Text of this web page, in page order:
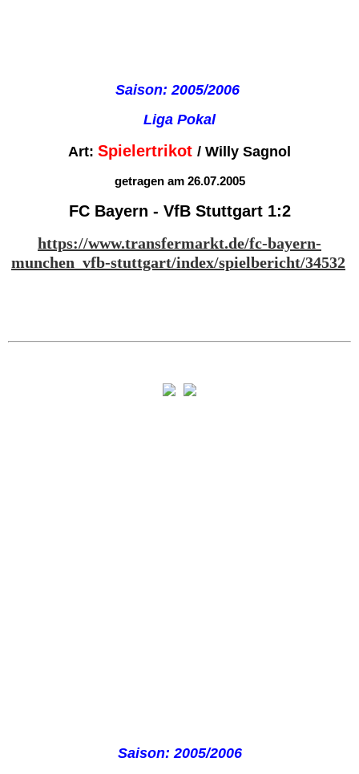
Saison: 2005/2006
Liga Pokal
Art: Spielertrikot / Willy Sagnol
getragen am 26.07.2005
FC Bayern - VfB Stuttgart 1:2
https://www.transfermarkt.de/fc-bayern-
munchen_vfb-stuttgart/index/spielbericht/34532
Saison: 2005/2006